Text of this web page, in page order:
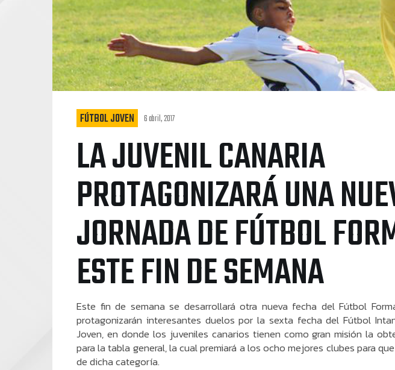
FÚTBOL JOVEN 6 abril, 2017
LA JUVENIL CANARIA
PROTAGONIZARÁ UNA
JORNADA DE FÚTBOL
ESTE FIN DE SEMANA
Este fin de semana se desarrollará otra nueva fecha del Fútbol
protagonizarán interesantes duelos por la sexta fecha del Fútbol
Joven, en donde los juveniles canarios tienen como gran misión la
para la tabla general, la cual premiará a los ocho mejores clubes para
de dicha categoría.